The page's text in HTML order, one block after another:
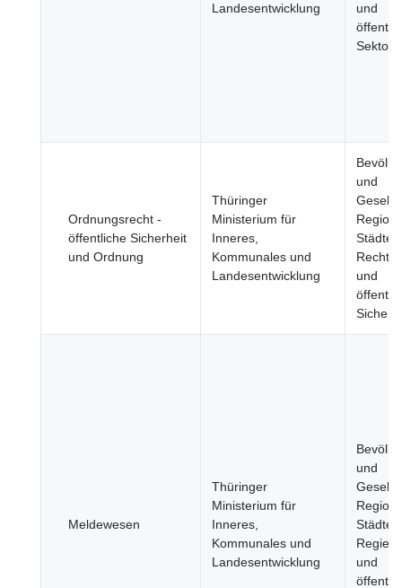
Landesentwicklung
und
Sektor
Ordnungsrecht -
öffentliche Sicherheit
und Ordnung
Thüringer
Ministerium für
Inneres,
Kommunales und
Landesentwicklung
und
Städte,
und
Meldewesen
Thüringer
Ministerium für
Inneres,
Kommunales und
Landesentwicklung
und
Städte,
und